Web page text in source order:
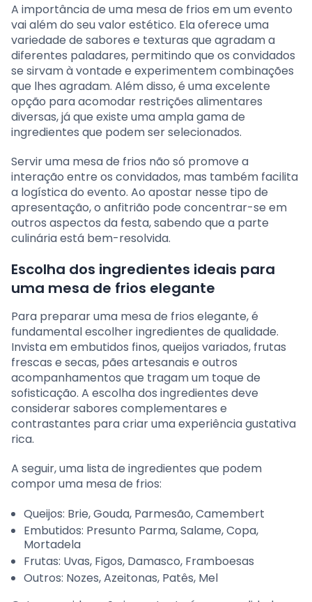
A importância de uma mesa de frios em um evento
vai além do seu valor estético. Ela oferece uma
variedade de sabores e texturas que agradam a
diferentes paladares, permitindo que os convidados
se sirvam à vontade e experimentem combinações
que lhes agradam. Além disso, é uma excelente
opção para acomodar restrições alimentares
diversas, já que existe uma ampla gama de
ingredientes que podem ser selecionados.
Servir uma mesa de frios não só promove a
interação entre os convidados, mas também facilita
a logística do evento. Ao apostar nesse tipo de
apresentação, o anfitrião pode concentrar-se em
outros aspectos da festa, sabendo que a parte
culinária está bem-resolvida.
Escolha dos ingredientes ideais para
uma mesa de frios elegante
Para preparar uma mesa de frios elegante, é
fundamental escolher ingredientes de qualidade.
Invista em embutidos finos, queijos variados, frutas
frescas e secas, pães artesanais e outros
acompanhamentos que tragam um toque de
sofisticação. A escolha dos ingredientes deve
considerar sabores complementares e
contrastantes para criar uma experiência gustativa
rica.
A seguir, uma lista de ingredientes que podem
compor uma mesa de frios:
Queijos: Brie, Gouda, Parmesão, Camembert
Embutidos: Presunto Parma, Salame, Copa,
Mortadela
Frutas: Uvas, Figos, Damasco, Framboesas
Outros: Nozes, Azeitonas, Patês, Mel